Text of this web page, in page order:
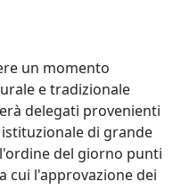
un momento
e tradizionale
delegati provenienti
di grande
del giorno punti
cui l'approvazione dei